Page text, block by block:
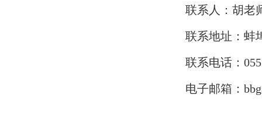
联系人：胡老
联系地址：蚌
联系电话：
电子邮箱：